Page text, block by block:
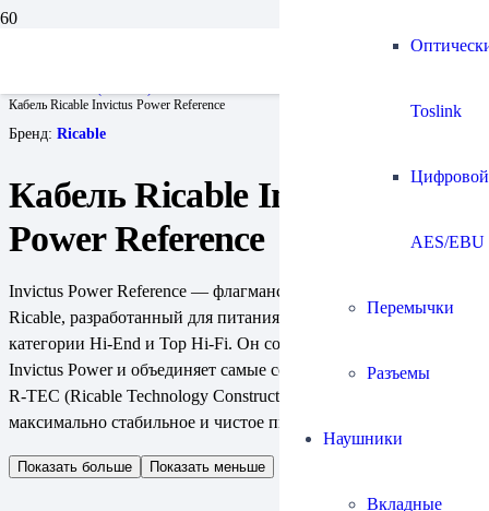
Toslink
Цифровой
AES/EBU
Перемычки
Разъемы
Наушники
Вкладные
Кабель Ricable Invictus Power Reference
Бренд: Ricable
Кабель Ricable Invictus
Power Reference
Invictus Power Reference — флагманский силовой кабель
Ricable, разработанный для питания аудиокомпонентов
категории Hi-End и Top Hi-Fi. Он создан как развитие серии
Invictus Power и объединяет самые современные технологии
R-TEC (Ricable Technology Construction), обеспечивая
максимально стабильное и чистое питание аудиосистемы.
Показать больше Показать меньше